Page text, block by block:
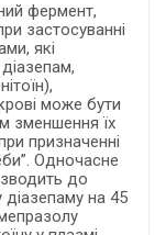
фермент,
застосуванні
які
може бути
зменшення їх
призначенні
Одночасне
до
діазепаму на 45